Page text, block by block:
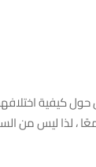
حول كيفية
، لذا ليس من